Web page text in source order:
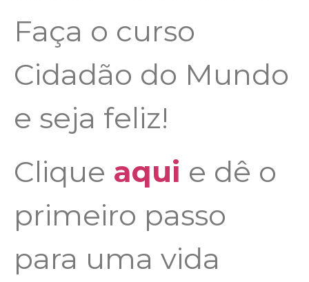
Faça o curso
Cidadão do Mundo
e seja feliz!
Clique aqui e dê o
primeiro passo
para uma vida